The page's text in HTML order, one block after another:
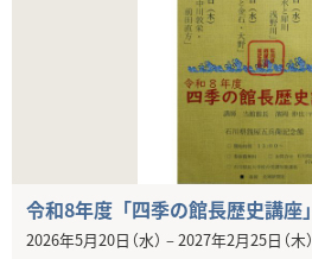
令和8年度「四季の館長歴史講座」
2026年5月20日（水） –2027年2月25日（木）